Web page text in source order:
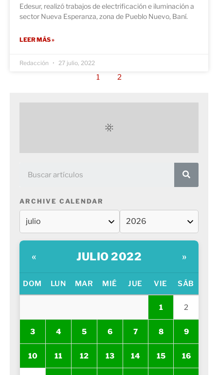
Edesur, realizó trabajos de electrificación e iluminación a
sector Nueva Esperanza, zona de Pueblo Nuevo, Baní.
LEER MÁS »
Redacción 27 julio, 2022
1 2
ARCHIVE CALENDAR
« JULIO 2022 »
DOM LUN MAR MIÉ JUE VIE SÁB
1 2
3 4 5 6 7 8 9
10 11 12 13 14 15 16